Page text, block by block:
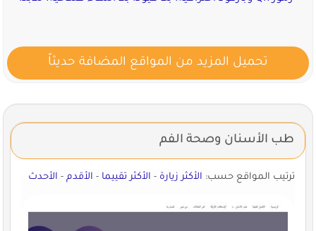
تحميل المزيد من المواقع المضافة حديثاً
طب الأسنان وصحة الفم
ترتيب المواقع حسب: الأكثر زيارة-الأكثر تقييما-الأقدم-الأحدث